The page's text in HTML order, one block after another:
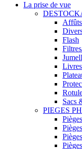
La prise de vue
Flash
Sacs
PIEGES